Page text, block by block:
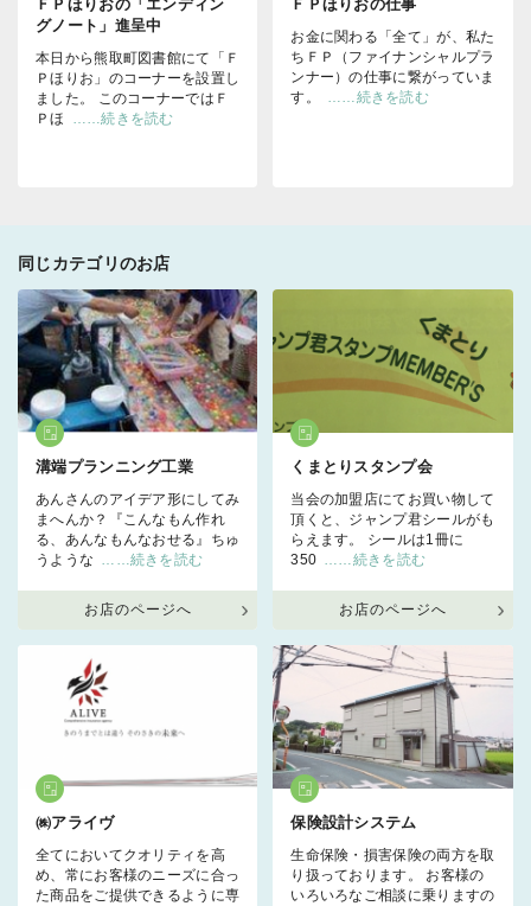
ＦＰほりおの「エンディン
グノート」進呈中
本日から熊取町図書館にて「Ｆ
Ｐほりお」のコーナーを設置し
ました。 このコーナーではＦ
Ｐほ
……続きを読む
ＦＰほりおの仕事
お金に関わる「全て」が、私た
ちＦＰ（ファイナンシャルプラ
ンナー）の仕事に繋がっていま
す。
……続きを読む
同じカテゴリのお店
溝端プランニング工業
あんさんのアイデア形にしてみ
まへんか？『こんなもん作れ
る、あんなもんなおせる』ちゅ
うような ……続きを読む
お店のページへ
くまとりスタンプ会
当会の加盟店にてお買い物して
頂くと、ジャンプ君シールがも
らえます。 シールは1冊に
350 ……続きを読む
お店のページへ
㈱アライヴ
全てにおいてクオリティを高
め、常にお客様のニーズに合っ
た商品をご提供できるように専
保険設計システム
生命保険・損害保険の両方を取
り扱っております。 お客様の
いろいろなご相談に乗りますの